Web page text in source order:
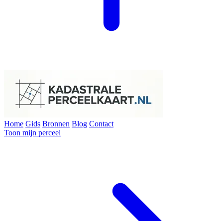
Home Gids Bronnen Blog Contact
Toon mijn perceel